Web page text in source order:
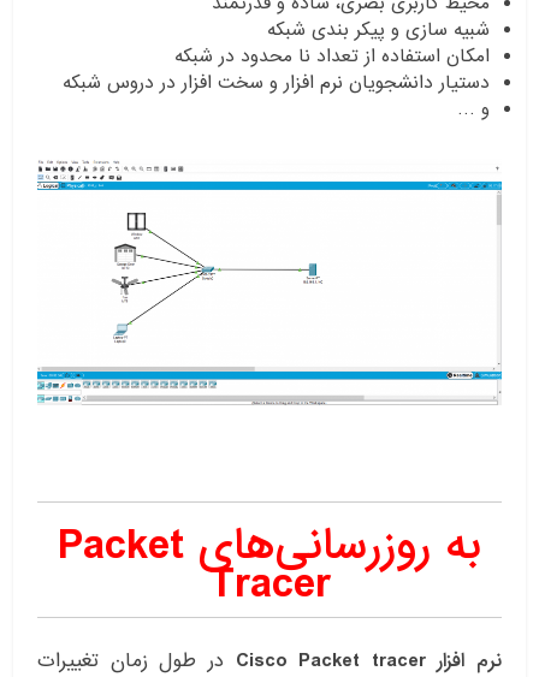
شبیه سازی و پیکر بندی شبکه
امکان استفاده از تعداد نا محدود در شبکه
دستیار دانشجویان نرم افزار و سخت افزار در دروس شبکه
و …
به روزرسانی‌های Packet
Tracer
نرم افزار Cisco Packet tracer
در طول زمان تغییرات